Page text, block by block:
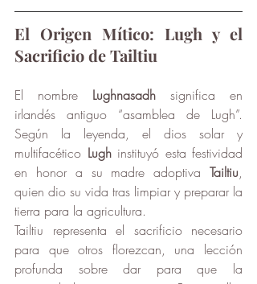
El Origen Mítico: Lugh y el
Sacrificio de Tailtiu
El nombre Lughnasadh significa en
irlandés antiguo “asamblea de Lugh”.
Según la leyenda, el dios solar y
multifacético Lugh instituyó esta festividad
en honor a su madre adoptiva Tailtiu,
quien dio su vida tras limpiar y preparar la
tierra para la agricultura.
Tailtiu representa el sacrificio necesario
para que otros florezcan, una lección
profunda sobre dar para que la